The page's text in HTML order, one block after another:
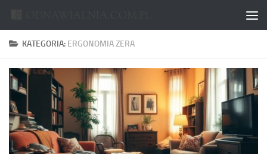
KATEGORIA: ERGONOMIA ZERA